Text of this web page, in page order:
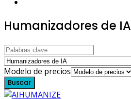
Humanizadores de IA
Modelo de precios
Buscar